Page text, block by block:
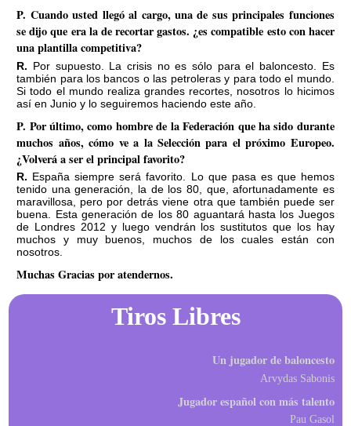
P. Cuando usted llegó al cargo, una de sus principales funciones
se dijo que era la de recortar gastos. ¿es compatible esto con hacer
una plantilla competitiva?
R. Por supuesto. La crisis no es sólo para el baloncesto. Es
también para los bancos o las petroleras y para todo el mundo.
Si todo el mundo realiza grandes recortes, nosotros lo hicimos
así en Junio y lo seguiremos haciendo este año.
P. Por último, como hombre de la Federación que ha sido durante
muchos años, cómo ve a la Selección para el próximo Europeo.
¿Volverá a ser el principal favorito?
R. España siempre será favorito. Lo que pasa es que hemos
tenido una generación, la de los 80, que, afortunadamente es
maravillosa, pero por detrás viene otra que también puede ser
buena. Esta generación de los 80 aguantará hasta los Juegos
de Londres 2012 y luego vendrán los sustitutos que los hay
muchos y muy buenos, muchos de los cuales están con
nosotros.
Muchas Gracias por atendernos.
Tiros Libres
Un jugador de baloncesto
Arvydas Sabonis
Jugador español con más talento
Pau Gasol